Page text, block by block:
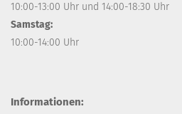
10:00-13:00 Uhr und 14:00-18:30 Uhr
Samstag:
10:00-14:00 Uhr
Informationen: